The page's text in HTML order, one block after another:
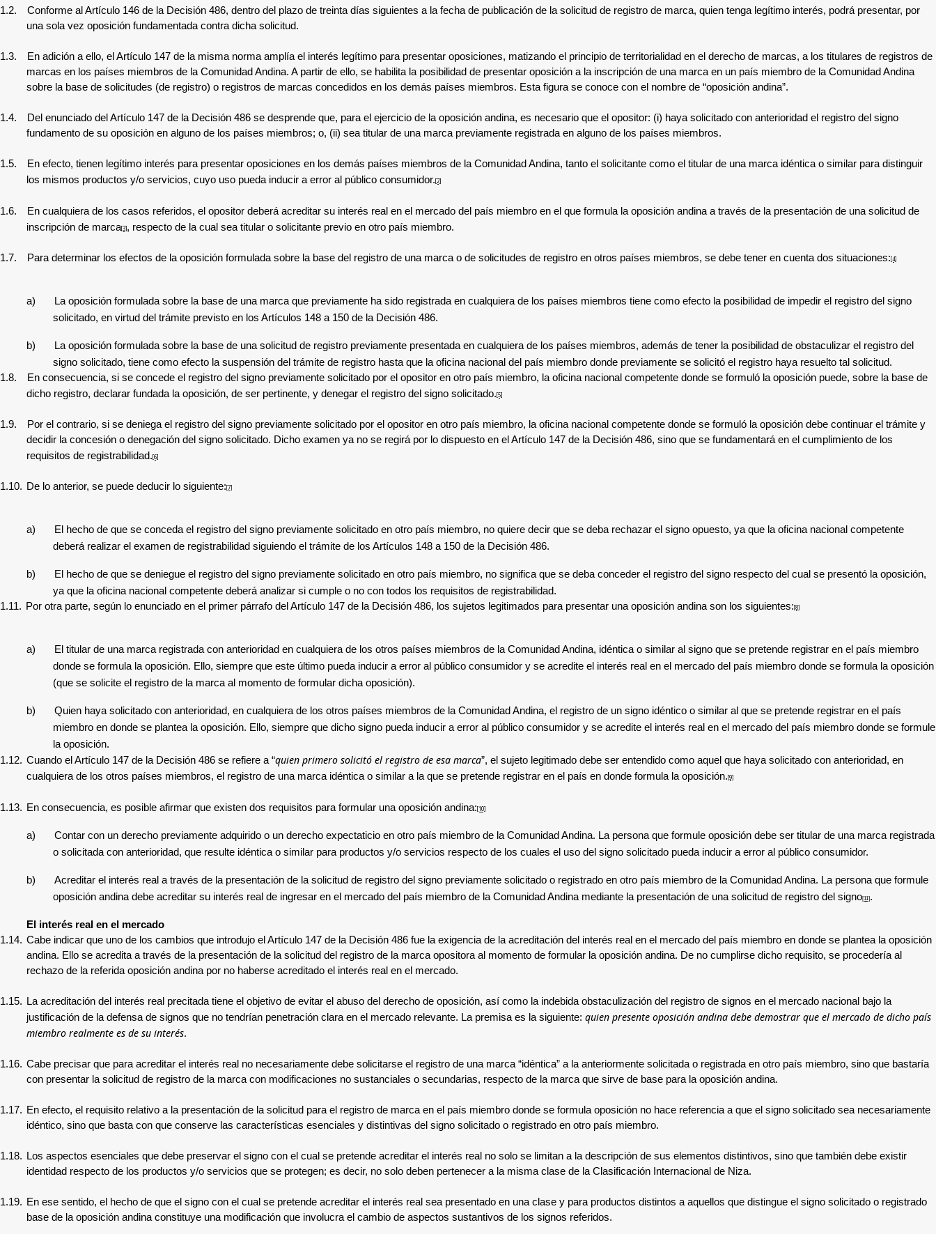
1.2.
Conforme al Artículo 146 de la Decisión 486, dentro del plazo de treinta días siguientes a la fecha de publicación de la solicitud de registro de marca, quien tenga legítimo interés, podrá presentar, por
una sola vez oposición fundamentada contra dicha solicitud.
1.3.
En adición a ello, el Artículo 147 de la misma norma amplía el interés legítimo para presentar oposiciones, matizando el principio de territorialidad en el derecho de marcas, a los titulares de registros de
marcas en los países miembros de la Comunidad Andina. A partir de ello, se habilita la posibilidad de presentar oposición a la inscripción de una marca en un país miembro de la Comunidad Andina
sobre la base de solicitudes (de registro) o registros de marcas concedidos en los demás países miembros. Esta figura se conoce con el nombre de “oposición andina”.
1.4.
Del enunciado del Artículo 147 de la Decisión 486 se desprende que, para el ejercicio de la oposición andina, es necesario que el opositor: (i) haya solicitado con anterioridad el registro del signo
fundamento de su oposición en alguno de los países miembros; o, (ii) sea titular de una marca previamente registrada en alguno de los países miembros.
1.5.
En efecto, tienen legítimo interés para presentar oposiciones en los demás países miembros de la Comunidad Andina, tanto el solicitante como el titular de una marca idéntica o similar para distinguir
los mismos productos y/o servicios, cuyo uso pueda inducir a error al público consumidor.[2]
1.6. En cualquiera de los casos referidos, el opositor deberá acreditar su interés real en el mercado del país miembro en el que formula la oposición andina a través de la presentación de una solicitud de
inscripción de marca[3], respecto de la cual sea titular o solicitante previo en otro país miembro.
1.7. Para determinar los efectos de la oposición formulada sobre la base del registro de una marca o de solicitudes de registro en otros países miembros, se debe tener en cuenta dos situaciones:[4]
a)
La oposición formulada sobre la base de una marca que previamente ha sido registrada en cualquiera de los países miembros tiene como efecto la posibilidad de impedir el registro del signo
solicitado, en virtud del trámite previsto en los Artículos 148 a 150 de la Decisión 486.
b)
La oposición formulada sobre la base de una solicitud de registro previamente presentada en cualquiera de los países miembros, además de tener la posibilidad de obstaculizar el registro del
signo solicitado, tiene como efecto la suspensión del trámite de registro hasta que la oficina nacional del país miembro donde previamente se solicitó el registro haya resuelto tal solicitud.
1.8.
En consecuencia, si se concede el registro del signo previamente solicitado por el opositor en otro país miembro, la oficina nacional competente donde se formuló la oposición puede, sobre la base de
dicho registro, declarar fundada la oposición, de ser pertinente, y denegar el registro del signo solicitado.[5]
1.9.
Por el contrario, si se deniega el registro del signo previamente solicitado por el opositor en otro país miembro, la oficina nacional competente donde se formuló la oposición debe continuar el trámite y
decidir la concesión o denegación del signo solicitado. Dicho examen ya no se regirá por lo dispuesto en el Artículo 147 de la Decisión 486, sino que se fundamentará en el cumplimiento de los
requisitos de registrabilidad.[6]
1.10. De lo anterior, se puede deducir lo siguiente:[7]
a)
El hecho de que se conceda el registro del signo previamente solicitado en otro país miembro, no quiere decir que se deba rechazar el signo opuesto, ya que la oficina nacional competente
deberá realizar el examen de registrabilidad siguiendo el trámite de los Artículos 148 a 150 de la Decisión 486.
b)
El hecho de que se deniegue el registro del signo previamente solicitado en otro país miembro, no significa que se deba conceder el registro del signo respecto del cual se presentó la oposición,
ya que la oficina nacional competente deberá analizar si cumple o no con todos los requisitos de registrabilidad.
1.11. Por otra parte, según lo enunciado en el primer párrafo del Artículo 147 de la Decisión 486, los sujetos legitimados para presentar una oposición andina son los siguientes:[8]
a)
El titular de una marca registrada con anterioridad en cualquiera de los otros países miembros de la Comunidad Andina, idéntica o similar al signo que se pretende registrar en el país miembro
donde se formula la oposición. Ello, siempre que este último pueda inducir a error al público consumidor y se acredite el interés real en el mercado del país miembro donde se formula la oposición
(que se solicite el registro de la marca al momento de formular dicha oposición).
b)
Quien haya solicitado con anterioridad, en cualquiera de los otros países miembros de la Comunidad Andina, el registro de un signo idéntico o similar al que se pretende registrar en el país
miembro en donde se plantea la oposición. Ello, siempre que dicho signo pueda inducir a error al público consumidor y se acredite el interés real en el mercado del país miembro donde se formule
la oposición.
1.12. Cuando el Artículo 147 de la Decisión 486 se refiere a “quien primero solicitó el registro de esa marca”, el sujeto legitimado debe ser entendido como aquel que haya solicitado con anterioridad, en
cualquiera de los otros países miembros, el registro de una marca idéntica o similar a la que se pretende registrar en el país en donde formula la oposición.[9]
1.13. En consecuencia, es posible afirmar que existen dos requisitos para formular una oposición andina:[10]
a) Contar con un derecho previamente adquirido o un derecho expectaticio en otro país miembro de la Comunidad Andina. La persona que formule oposición debe ser titular de una marca registrada
o solicitada con anterioridad, que resulte idéntica o similar para productos y/o servicios respecto de los cuales el uso del signo solicitado pueda inducir a error al público consumidor.
b)
Acreditar el interés real a través de la presentación de la solicitud de registro del signo previamente solicitado o registrado en otro país miembro de la Comunidad Andina. La persona que formule
oposición andina debe acreditar su interés real de ingresar en el mercado del país miembro de la Comunidad Andina mediante la presentación de una solicitud de registro del signo[11].
El interés real en el mercado
1.14. Cabe indicar que uno de los cambios que introdujo el Artículo 147 de la Decisión 486 fue la exigencia de la acreditación del interés real en el mercado del país miembro en donde se plantea la oposición
andina. Ello se acredita a través de la presentación de la solicitud del registro de la marca opositora al momento de formular la oposición andina. De no cumplirse dicho requisito, se procedería al
rechazo de la referida oposición andina por no haberse acreditado el interés real en el mercado.
1.15.
La acreditación del interés real precitada tiene el objetivo de evitar el abuso del derecho de oposición, así como la indebida obstaculización del registro de signos en el mercado nacional bajo la
justificación de la defensa de signos que no tendrían penetración clara en el mercado relevante. La premisa es la siguiente: quien presente oposición andina debe demostrar que el mercado de dicho país
miembro realmente es de su interés.
1.16. Cabe precisar que para acreditar el interés real no necesariamente debe solicitarse el registro de una marca “idéntica” a la anteriormente solicitada o registrada en otro país miembro, sino que bastaría
con presentar la solicitud de registro de la marca con modificaciones no sustanciales o secundarias, respecto de la marca que sirve de base para la oposición andina.
1.17. En efecto, el requisito relativo a la presentación de la solicitud para el registro de marca en el país miembro donde se formula oposición no hace referencia a que el signo solicitado sea necesariamente
idéntico, sino que basta con que conserve las características esenciales y distintivas del signo solicitado o registrado en otro país miembro.
1.18.
Los aspectos esenciales que debe preservar el signo con el cual se pretende acreditar el interés real no solo se limitan a la descripción de sus elementos distintivos, sino que también debe existir
identidad respecto de los productos y/o servicios que se protegen; es decir, no solo deben pertenecer a la misma clase de la Clasificación Internacional de Niza.
1.19. En ese sentido, el hecho de que el signo con el cual se pretende acreditar el interés real sea presentado en una clase y para productos distintos a aquellos que distingue el signo solicitado o registrado
base de la oposición andina constituye una modificación que involucra el cambio de aspectos sustantivos de los signos referidos.